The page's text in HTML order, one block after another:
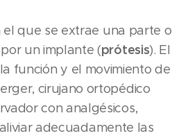
que se extrae una parte o
un implante (prótesis). El
función y el movimiento de
cirujano ortopédico
con analgésicos,
adecuadamente las